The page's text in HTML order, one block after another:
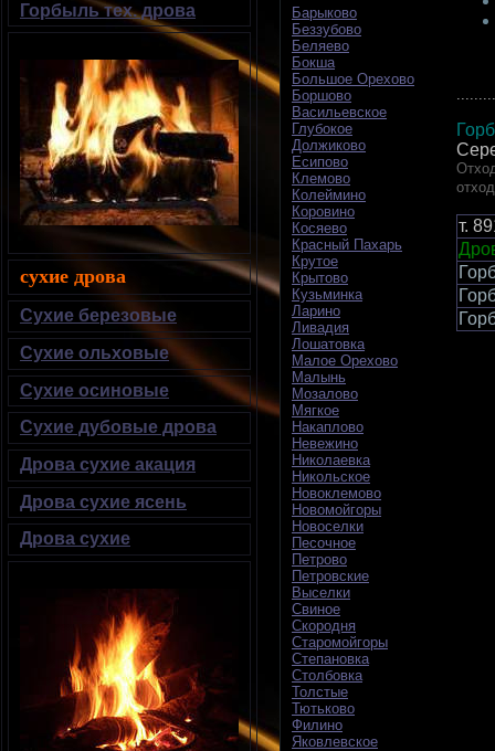
Барыково
Беззубово
Беляево
Бокша
Большое Орехово
Боршово
Васильевское
Глубокое
Должиково
Есипово
Клемово
Колеймино
Коровино
Косяево
Красный Пахарь
Крутое
Крытово
Кузьминка
Ларино
Ливадия
Лошатовка
Малое Орехово
Малынь
Мозалово
Мягкое
Накаплово
Невежино
Николаевка
Никольское
Новоклемово
Новомойгоры
Новоселки
Песочное
Петрово
Петровские
Выселки
Свиное
Скородня
Старомойгоры
Степановка
Столбовка
Толстые
Тютьково
Филино
Яковлевское
т.
Горбыль тех. дрова
сухие дрова
Сухие березовые
Сухие ольховые
Сухие осиновые
Сухие дубовые дрова
Дрова сухие акация
Дрова сухие ясень
Дрова сухие